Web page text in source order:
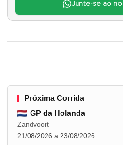
Junte-se ao
Próxima Corrida
GP da Holanda
Zandvoort
21/08/2026 a 23/08/2026